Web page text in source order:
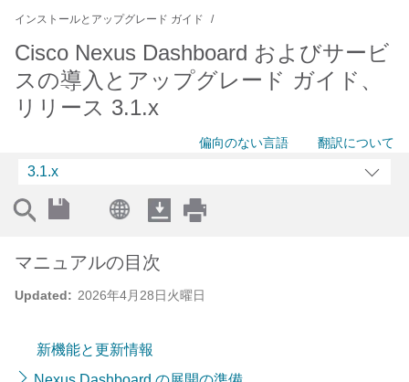
インストールとアップグレード ガイド
Cisco Nexus Dashboard およびサービ
スの導入とアップグレード ガイド、
リリース 3.1.x
偏向のない言語 翻訳について
3.1.x
Updated: 2026年4月28日火曜日
マニュアルの目次
新機能と更新情報